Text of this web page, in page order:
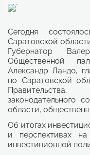
Сегодня
Саратовской
Губернатор
Общественной
Александр Ландо,
по Саратовской
Правительства,
законодательного
области,
Об итогах
и перспективах
инвестиционной